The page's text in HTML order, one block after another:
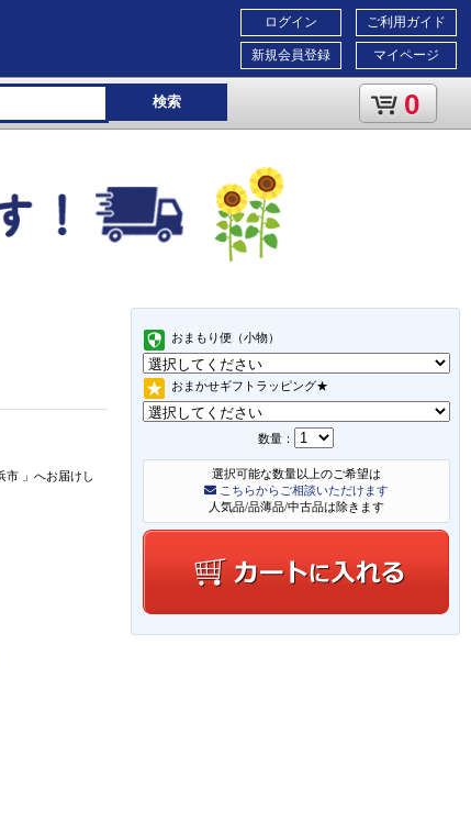
ご利用ガイド
マイページ
ログイン
新規会員登録
検索 0
おまもり便（小物）
おまかせギフトラッピング★
数量：
選択可能な数量以上のご希望は
こちらからご相談いただけます
人気品/品薄品/中古品は除きます
市 」 へお届けし